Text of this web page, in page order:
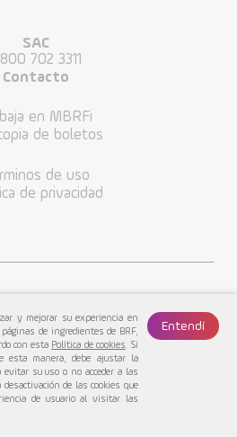
SAC
702 3311
Contacto
en MBRFi
de boletos
de uso
de privacidad
los Derechos Reservados.
y mejorar su experiencia en
de ingredientes de BRF,
con esta Política de cookies. Si
esta manera, debe ajustar la
evitar su uso o no acceder a las
de las cookies que
de usuario al visitar las
Entendí